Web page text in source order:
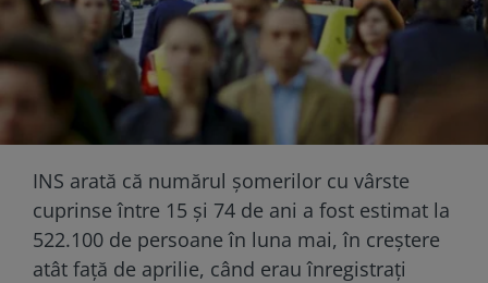
INS arată că numărul șomerilor cu vârste
cuprinse între 15 și 74 de ani a fost estimat la
522.100 de persoane în luna mai, în creștere
atât față de aprilie, când erau înregistrați